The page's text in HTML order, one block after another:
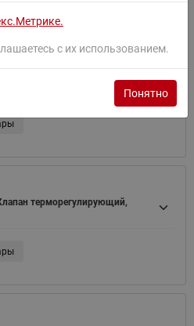
терморегулирующий,
с их использованием.
Понятно